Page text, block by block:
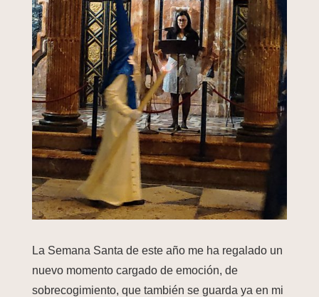
La Semana Santa de este año me ha regalado un
nuevo momento cargado de emoción, de
sobrecogimiento, que también se guarda ya en mi